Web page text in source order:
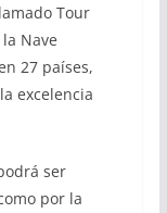
Tour
Nave
27 países,
excelencia
ser
por la